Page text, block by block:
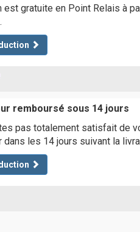
est gratuite en Point Relais à
remboursé sous 14 jours
pas totalement satisfait de
dans les 14 jours suivant la